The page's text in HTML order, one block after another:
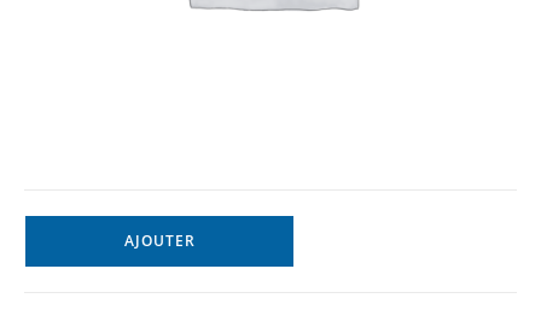
AJOUTER